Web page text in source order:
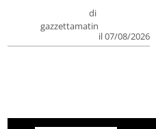
di
gazzettamatin
il 07/08/2026